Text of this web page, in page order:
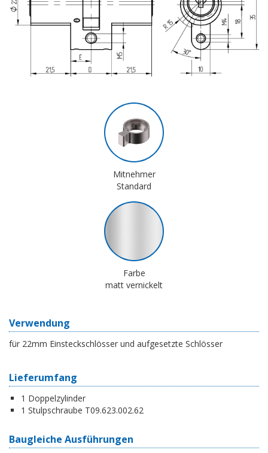
Mitnehmer
Standard
Farbe
matt vernickelt
Verwendung
für 22mm Einsteckschlösser und aufgesetzte Schlösser
Lieferumfang
1 Doppelzylinder
1 Stulpschraube T09.623.002.62
Baugleiche Ausführungen